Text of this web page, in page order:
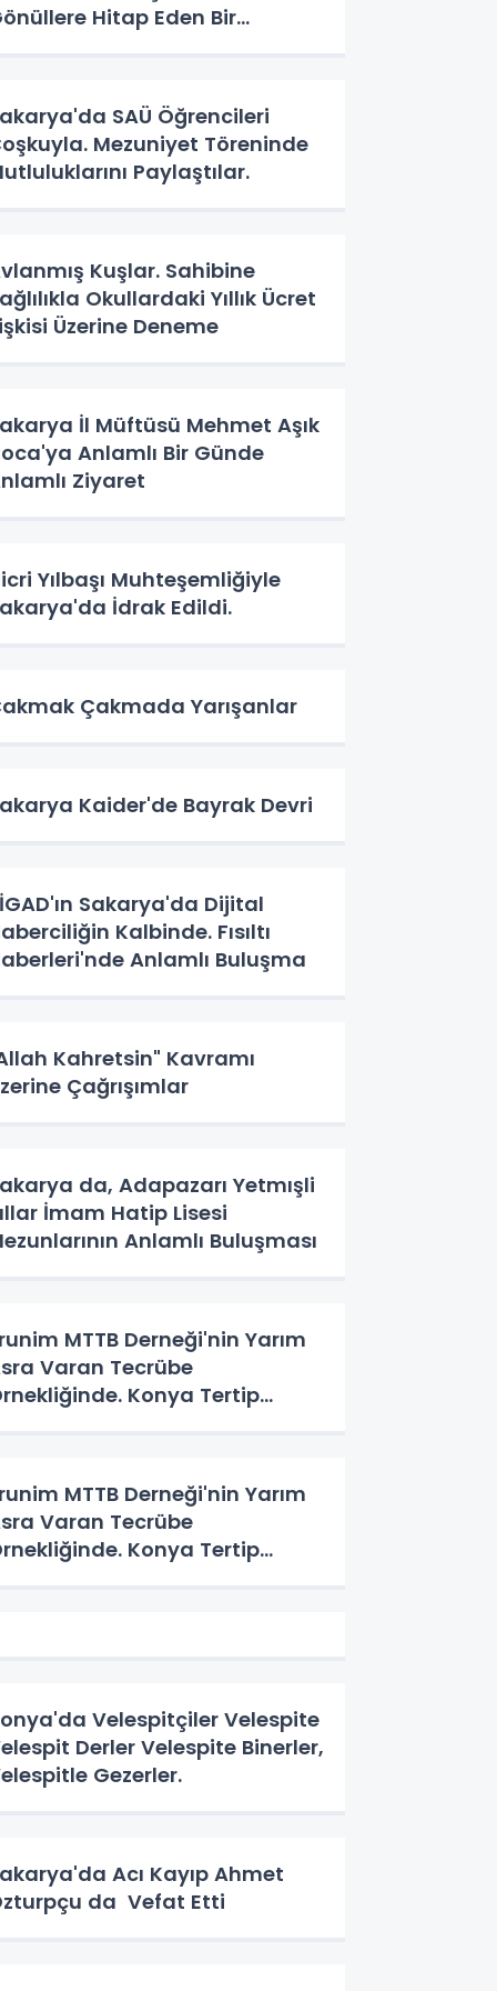
Hitap Eden Bir
SAÜ Öğrencileri
Mezuniyet Töreninde
Paylaştılar.
Kuşlar. Sahibine
Okullardaki Yıllık Ücret
Üzerine Deneme
İl Müftüsü Mehmet Aşık
Anlamlı Bir Günde
Ziyaret
Yılbaşı Muhteşemliğiyle
İdrak Edildi.
Çakmada Yarışanlar
Kaider'de Bayrak Devri
Sakarya'da Dijital
Kalbinde. Fısıltı
Anlamlı Buluşma
Kahretsin" Kavramı
Çağrışımlar
da, Adapazarı Yetmışli
İmam Hatip Lisesi
Anlamlı Buluşması
MTTB Derneği'nin Yarım
Varan Tecrübe
Konya Tertip
MTTB Derneği'nin Yarım
Varan Tecrübe
Konya Tertip
Velespitçiler Velespite
Derler Velespite Binerler,
Gezerler.
Acı Kayıp Ahmet
da Vefat Etti